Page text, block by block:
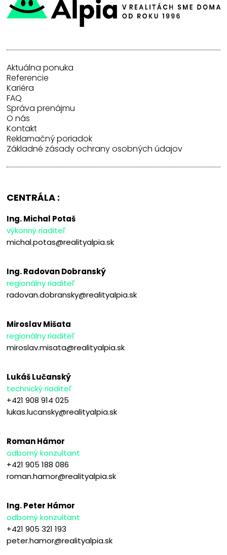
Aktuálna ponuka
Referencie
Kariéra
FAQ
Správa prenájmu
O nás
Kontakt
Reklamačný poriadok
Základné zásady ochrany osobných údajov
CENTRÁLA :
Ing. Michal Potaš
výkonný riaditeľ
michal.potas@realityalpia.sk
Ing. Radovan Dobranský
regionálny riaditeľ
radovan.dobransky@realityalpia.sk
Miroslav Mišata
regionálny riaditeľ
miroslav.misata@realityalpia.sk
Lukáš Lučanský
technický riaditeľ
+421 908 914 025
lukas.lucansky@realityalpia.sk
Roman Hámor
odborný konzultant
+421 905 188 086
roman.hamor@realityalpia.sk
Ing. Peter Hámor
odborný konzultant
+421 905 321 193
peter.hamor@realityalpia.sk